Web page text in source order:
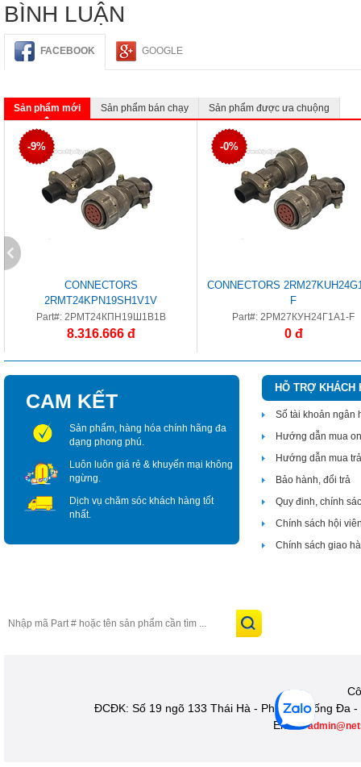
BÌNH LUẬN
FACEBOOK GOOGLE
Sản phẩm mới Sản phẩm bán chạy Sản phẩm được ưa chuộng
-9%
CONNECTORS
2RMT24KPN19SH1V1V
Part#: 2РМТ24КПН19Ш1В1В
8.316.666 đ
-0%
CONNECTORS
F
Part#: 2РМ27КУН24Г1А1-F
0 đ
CAM KẾT
Sản phẩm, hàng hóa chính hãng đa
dạng phong phú.
Luôn luôn giá rẻ & khuyến mại không
ngừng.
Dịch vụ chăm sóc khách hàng tốt
nhất.
HỖ TRỢ KHÁCH
Số tài khoản ngân
Hướng dẫn mua
Hướng dẫn mua
Bảo hành, đổi trả
Quy đinh, chính
Chính sách hội
Chính sách giao
ĐCĐK: Số 19 ngõ 133 Thái Hà - Phường Đống Đa -
Email: